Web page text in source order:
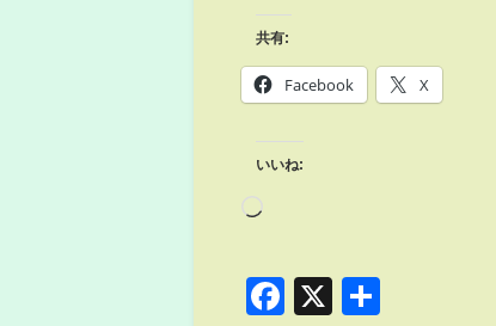
共有:
Facebook X
いいね:
Facebook
X